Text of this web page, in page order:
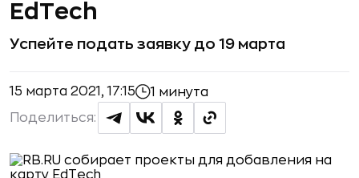
EdTech
Успейте подать заявку до 19 марта
15 марта 2021, 17:15 1 минута
Поделиться: